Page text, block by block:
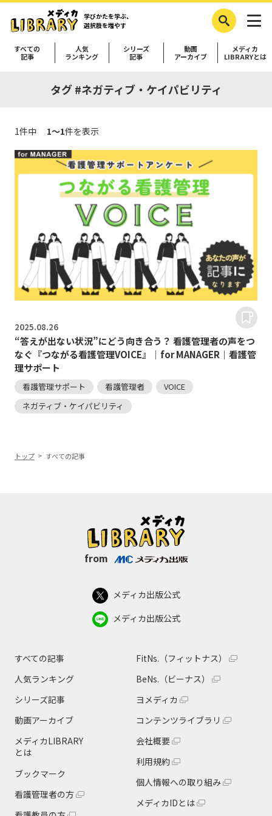
学びかたを学ぶ、
選択肢を増やす
すべての
記事
人気
ランキング
シリーズ
記事
動画
アーカイブ
メディカ
LIBRARYとは
タグ #ネガティブ・ケイパビリティ
1件中 1～1件を表示
2025.08.26
“答えが出ない状況”にどう向き合う？ 看護管理者の声をつ
なぐ『つながる看護管理VOICE』｜for MANAGER｜看護管
理サポート
看護管理サポート 看護管理者
VOICE
ネガティブ・ケイパビリティ
トップ すべての記事
from
メディカ出版公式
メディカ出版公式
すべての記事
人気ランキング
シリーズ記事
動画アーカイブ
メディカLIBRARY
とは
ブックマーク
看護管理者の方
FitNs.（フィットナス）
BeNs.（ビーナス）
ヨメディカ
コンテンツライブラリ
会社概要
利用規約
個人情報への取り組み
メディカIDとは